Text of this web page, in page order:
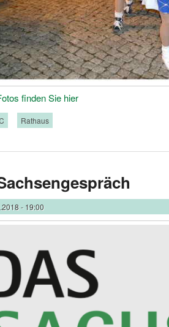
finden Sie hier
Rathaus
- 19:00